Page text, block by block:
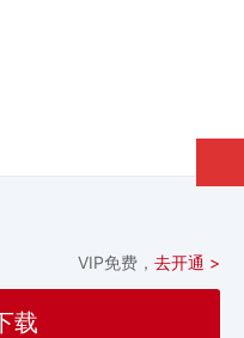
VIP免费， 去开通 >
载